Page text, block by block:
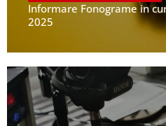
Informare Fonograme in
2025